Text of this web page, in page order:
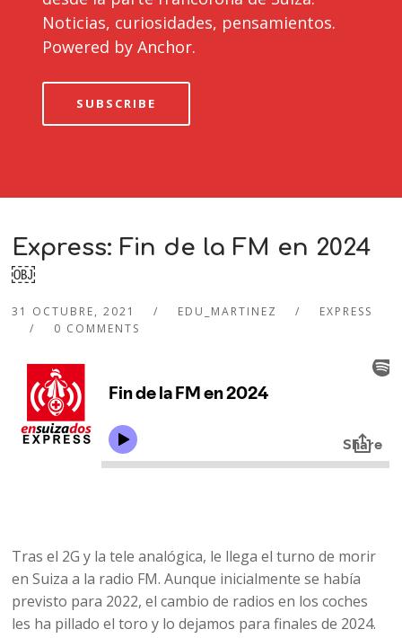
Noticias, curiosidades, pensamientos.
Powered by Anchor.
SUBSCRIBE
Express: Fin de la FM en 2024
￼
31 OCTUBRE, 2021 EDU_MARTINEZ
EXPRESS
0 COMMENTS
Tras el 2G y la tele analógica, le llega el turno de morir
en Suiza a la radio FM. Aunque inicialmente se había
previsto para 2022, el cambio de radios en los coches
les ha pillado el toro y lo dejamos para finales de 2024.